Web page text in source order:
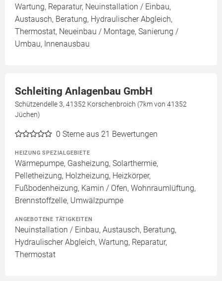
Wartung, Reparatur, Neuinstallation / Einbau,
Austausch, Beratung, Hydraulischer Abgleich,
Thermostat, Neueinbau / Montage, Sanierung /
Umbau, Innenausbau
Schleiting Anlagenbau GmbH
Schützendelle 3, 41352 Korschenbroich (7km von 41352
Jüchen)
0 Sterne aus 21 Bewertungen
HEIZUNG SPEZIALGEBIETE
Wärmepumpe, Gasheizung, Solarthermie,
Pelletheizung, Holzheizung, Heizkörper,
Fußbodenheizung, Kamin / Ofen, Wohnraumlüftung,
Brennstoffzelle, Umwälzpumpe
ANGEBOTENE TÄTIGKEITEN
Neuinstallation / Einbau, Austausch, Beratung,
Hydraulischer Abgleich, Wartung, Reparatur,
Thermostat